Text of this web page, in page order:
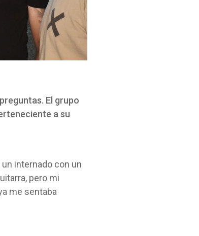
El grupo
a su
internado con un
pero mi
me sentaba